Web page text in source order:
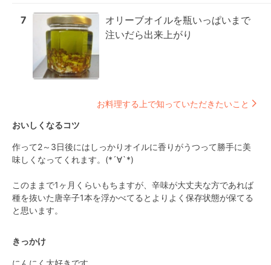
7
オリーブオイルを瓶いっぱいまで
注いだら出来上がり
お料理する上で知っていただきたいこと
おいしくなるコツ
作って2～3日後にはしっかりオイルに香りがうつって勝手に美
味しくなってくれます。(*´∀`*)
このままで1ヶ月くらいもちますが、辛味が大丈夫な方であれば
種を抜いた唐辛子1本を浮かべてるとよりよく保存状態が保てる
と思います。
きっかけ
にんにく大好きです。